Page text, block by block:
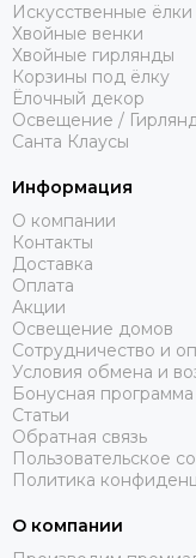
Искусственные ёлки
Хвойные венки
Хвойные гирлянды
Корзины под ёлку
Ёлочный декор
Освещение /
Санта Клаусы
Информация
О компании
Контакты
Доставка
Оплата
Акции
Освещение домов
Сотрудничество и
Условия обмена и
Бонусная программа
Статьи
Обратная связь
Пользовательское
Политика
О компании